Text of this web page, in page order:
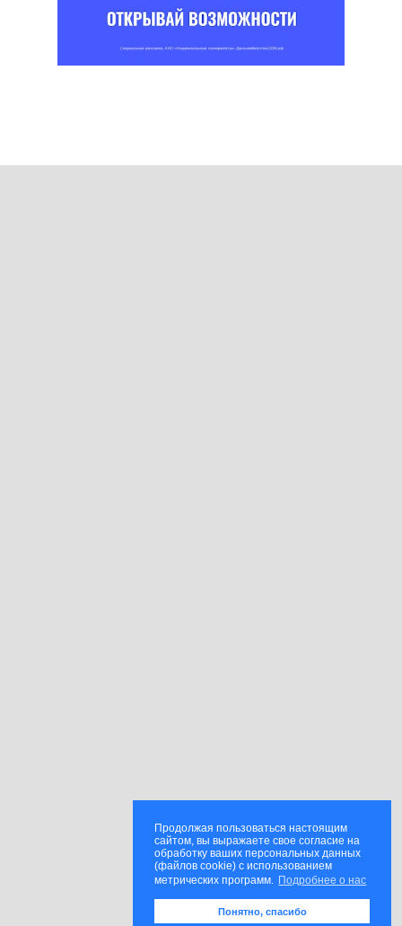
Продолжая пользоваться настоящим
сайтом, вы выражаете свое согласие на
обработку ваших персональных данных
(файлов cookie) с использованием
метрических программ. Подробнее о нас
Понятно, спасибо